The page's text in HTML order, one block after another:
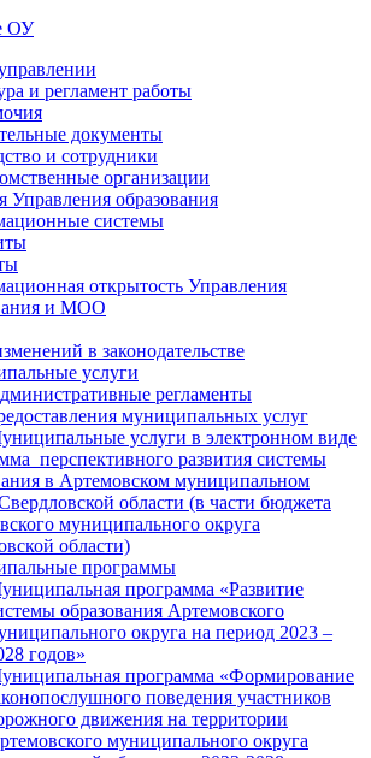
ОУ
и регламент работы
документы
и сотрудники
организации
Управления образования
системы
открытость Управления
и МОО
в законодательстве
услуги
регламенты
муниципальных услуг
услуги в электронном виде
перспективного развития системы
в Артемовском муниципальном
области (в части бюджета
муниципального округа
области)
программы
программа «Развитие
образования Артемовского
округа на период 2023 –
годов»
программа «Формирование
поведения участников
движения на территории
муниципального округа